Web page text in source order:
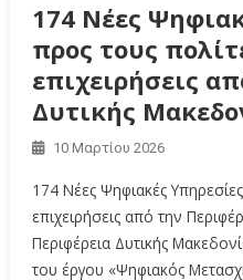
174 Νέες
προς τους
επιχειρήσεις
Δυτικής
10 Μαρτίου 2026
174 Νέες Ψηφιακές
επιχειρήσεις από την
Περιφέρεια Δυτικής
του έργου «Ψηφιακός